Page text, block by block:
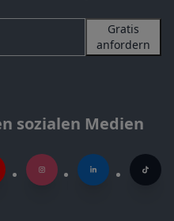
Gratis
anfordern
sozialen Medien